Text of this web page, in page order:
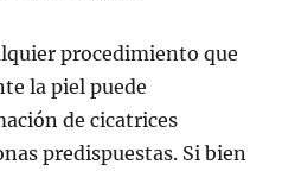
procedimiento que
la piel puede
de cicatrices
predispuestas. Si bien